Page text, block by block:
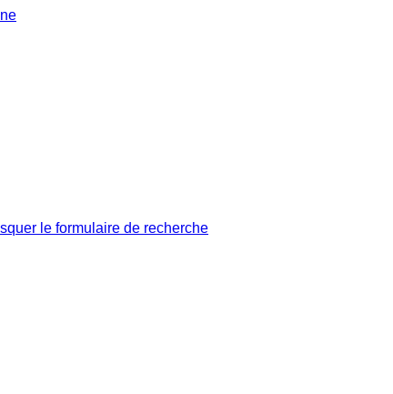
le formulaire de recherche